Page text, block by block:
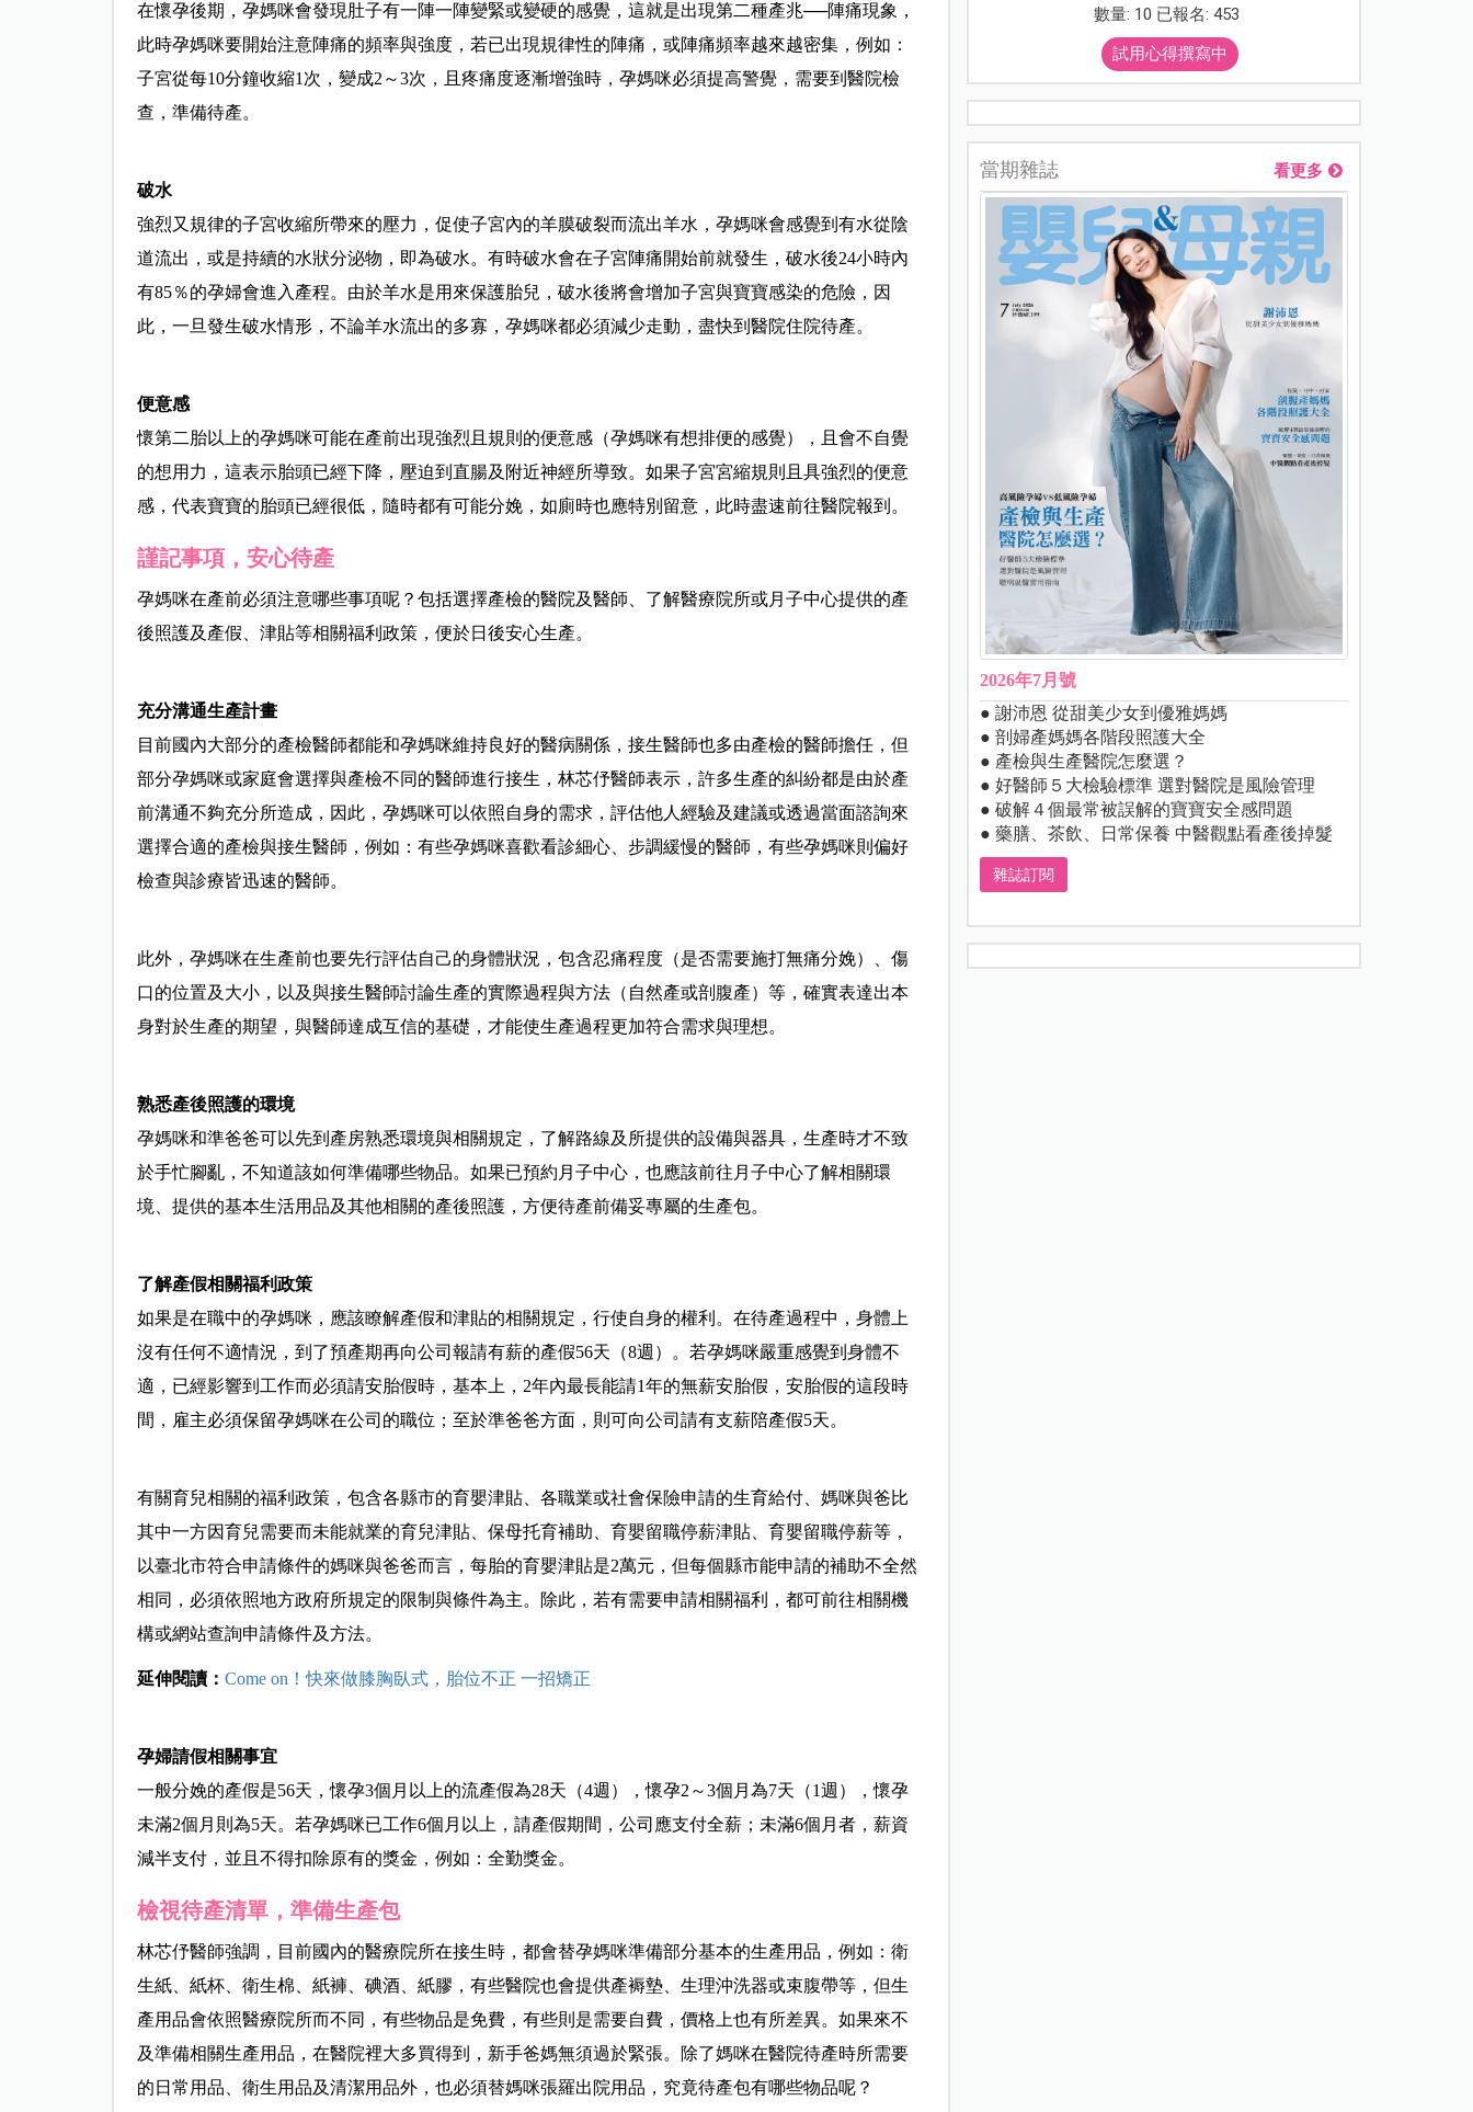
在懷孕後期，孕媽咪會發現肚子有一陣一陣變緊或變硬的感覺，這就是出現第二種產兆──陣痛現象，
此時孕媽咪要開始注意陣痛的頻率與強度，若已出現規律性的陣痛，或陣痛頻率越來越密集，例如：
子宮從每10分鐘收縮1次，變成2～3次，且疼痛度逐漸增強時，孕媽咪必須提高警覺，需要到醫院檢
查，準備待產。
破水
強烈又規律的子宮收縮所帶來的壓力，促使子宮內的羊膜破裂而流出羊水，孕媽咪會感覺到有水從陰
道流出，或是持續的水狀分泌物，即為破水。有時破水會在子宮陣痛開始前就發生，破水後24小時內
有85％的孕婦會進入產程。由於羊水是用來保護胎兒，破水後將會增加子宮與寶寶感染的危險，因
此，一旦發生破水情形，不論羊水流出的多寡，孕媽咪都必須減少走動，盡快到醫院住院待產。
便意感
懷第二胎以上的孕媽咪可能在產前出現強烈且規則的便意感（孕媽咪有想排便的感覺），且會不自覺
的想用力，這表示胎頭已經下降，壓迫到直腸及附近神經所導致。如果子宮宮縮規則且具強烈的便意
感，代表寶寶的胎頭已經很低，隨時都有可能分娩，如廁時也應特別留意，此時盡速前往醫院報到。
謹記事項，安心待產
孕媽咪在產前必須注意哪些事項呢？包括選擇產檢的醫院及醫師、了解醫療院所或月子中心提供的產
後照護及產假、津貼等相關福利政策，便於日後安心生產。
充分溝通生產計畫
目前國內大部分的產檢醫師都能和孕媽咪維持良好的醫病關係，接生醫師也多由產檢的醫師擔任，但
部分孕媽咪或家庭會選擇與產檢不同的醫師進行接生，林芯伃醫師表示，許多生產的糾紛都是由於產
前溝通不夠充分所造成，因此，孕媽咪可以依照自身的需求，評估他人經驗及建議或透過當面諮詢來
選擇合適的產檢與接生醫師，例如：有些孕媽咪喜歡看診細心、步調緩慢的醫師，有些孕媽咪則偏好
檢查與診療皆迅速的醫師。
此外，孕媽咪在生產前也要先行評估自己的身體狀況，包含忍痛程度（是否需要施打無痛分娩）、傷
口的位置及大小，以及與接生醫師討論生產的實際過程與方法（自然產或剖腹產）等，確實表達出本
身對於生產的期望，與醫師達成互信的基礎，才能使生產過程更加符合需求與理想。
熟悉產後照護的環境
孕媽咪和準爸爸可以先到產房熟悉環境與相關規定，了解路線及所提供的設備與器具，生產時才不致
於手忙腳亂，不知道該如何準備哪些物品。如果已預約月子中心，也應該前往月子中心了解相關環
境、提供的基本生活用品及其他相關的產後照護，方便待產前備妥專屬的生產包。
了解產假相關福利政策
如果是在職中的孕媽咪，應該瞭解產假和津貼的相關規定，行使自身的權利。在待產過程中，身體上
沒有任何不適情況，到了預產期再向公司報請有薪的產假56天（8週）。若孕媽咪嚴重感覺到身體不
適，已經影響到工作而必須請安胎假時，基本上，2年內最長能請1年的無薪安胎假，安胎假的這段時
間，雇主必須保留孕媽咪在公司的職位；至於準爸爸方面，則可向公司請有支薪陪產假5天。
有關育兒相關的福利政策，包含各縣市的育嬰津貼、各職業或社會保險申請的生育給付、媽咪與爸比
其中一方因育兒需要而未能就業的育兒津貼、保母托育補助、育嬰留職停薪津貼、育嬰留職停薪等，
以臺北市符合申請條件的媽咪與爸爸而言，每胎的育嬰津貼是2萬元，但每個縣市能申請的補助不全然
相同，必須依照地方政府所規定的限制與條件為主。除此，若有需要申請相關福利，都可前往相關機
構或網站查詢申請條件及方法。
延伸閱讀： Come on！快來做膝胸臥式，胎位不正 一招矯正
孕婦請假相關事宜
一般分娩的產假是56天，懷孕3個月以上的流產假為28天（4週），懷孕2～3個月為7天（1週），懷孕
未滿2個月則為5天。若孕媽咪已工作6個月以上，請產假期間，公司應支付全薪；未滿6個月者，薪資
減半支付，並且不得扣除原有的獎金，例如：全勤獎金。
檢視待產清單，準備生產包
林芯伃醫師強調，目前國內的醫療院所在接生時，都會替孕媽咪準備部分基本的生產用品，例如：衛
生紙、紙杯、衛生棉、紙褲、碘酒、紙膠，有些醫院也會提供產褥墊、生理沖洗器或束腹帶等，但生
產用品會依照醫療院所而不同，有些物品是免費，有些則是需要自費，價格上也有所差異。如果來不
及準備相關生產用品，在醫院裡大多買得到，新手爸媽無須過於緊張。除了媽咪在醫院待產時所需要
的日常用品、衛生用品及清潔用品外，也必須替媽咪張羅出院用品，究竟待產包有哪些物品呢？
數量: 10 已報名: 453
試用心得撰寫中
當期雜誌 看更多
2026年7月號
● 謝沛恩 從甜美少女到優雅媽媽
● 剖婦產媽媽各階段照護大全
● 產檢與生產醫院怎麼選？
● 好醫師５大檢驗標準 選對醫院是風險管理
● 破解４個最常被誤解的寶寶安全感問題
● 藥膳、茶飲、日常保養 中醫觀點看產後掉髮
雜誌訂閱